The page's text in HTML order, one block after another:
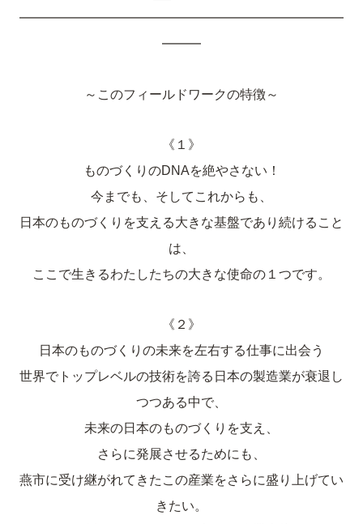
━━━━━━━━━━━━━━━━━━━━━━━━━
━━━
～このフィールドワークの特徴～
《１》
ものづくりのDNAを絶やさない！
今までも、そしてこれからも、
日本のものづくりを支える大きな基盤であり続けること
は、
ここで生きるわたしたちの大きな使命の１つです。
《２》
日本のものづくりの未来を左右する仕事に出会う
世界でトップレベルの技術を誇る日本の製造業が衰退し
つつある中で、
未来の日本のものづくりを支え、
さらに発展させるためにも、
燕市に受け継がれてきたこの産業をさらに盛り上げてい
きたい。